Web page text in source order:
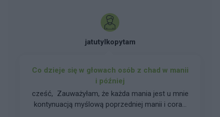
jatutylkopytam
Co dzieje się w głowach osób z chad w manii
i później
cześć, Zauważyłam, że każda mania jest u mnie
kontynuacją myślową poprzedniej manii i coraz